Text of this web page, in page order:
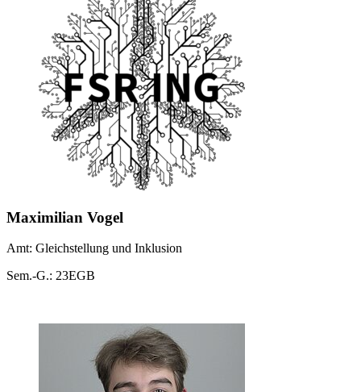
Maximilian Vogel
Amt: Gleichstellung und Inklusion
Sem.-G.: 23EGB